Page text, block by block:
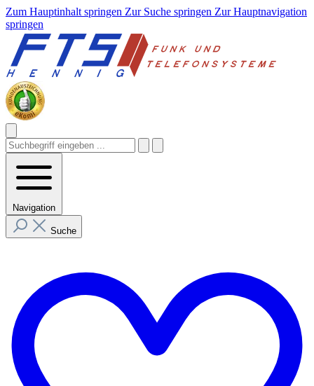
Zum Hauptinhalt springen Zur Suche springen Zur Hauptnavigation
springen
Navigation
Suche